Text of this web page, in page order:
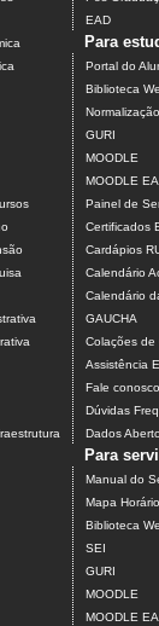
EAD
Para
Portal do
Biblioteca
GURI
MOODLE
MOODLE
Painel de
Certificados
Cardápios
Calendário
Calendário
GAUCHA
Colações de
Assistência
Fale
Dúvidas
Dados
Para
Manual do
Mapa
Biblioteca
SEI
GURI
MOODLE
MOODLE